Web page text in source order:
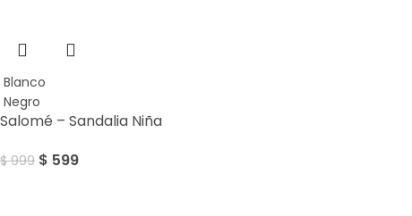
Blanco
Negro
Salomé – Sandalia Niña
$999 $ 599